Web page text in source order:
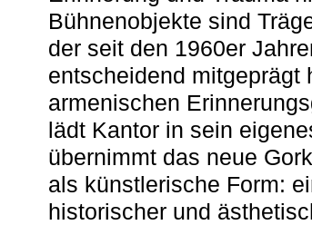
Bühnenobjekte sind
der seit den 1960er
entscheidend mitgeprägt
armenischen
lädt Kantor in sein
übernimmt das neue
als künstlerische Form:
historischer und